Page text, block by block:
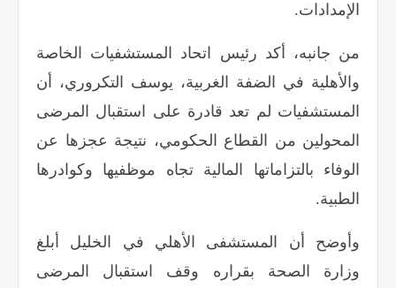
الإمدادات.
من جانبه، أكد رئيس اتحاد المستشفيات الخاصة
والأهلية في الضفة الغربية، يوسف التكروري، أن
المستشفيات لم تعد قادرة على استقبال المرضى
المحولين من القطاع الحكومي، نتيجة عجزها عن
الوفاء بالتزاماتها المالية تجاه موظفيها وكوادرها
الطبية.
وأوضح أن المستشفى الأهلي في الخليل أبلغ
وزارة الصحة بقراره وقف استقبال المرضى